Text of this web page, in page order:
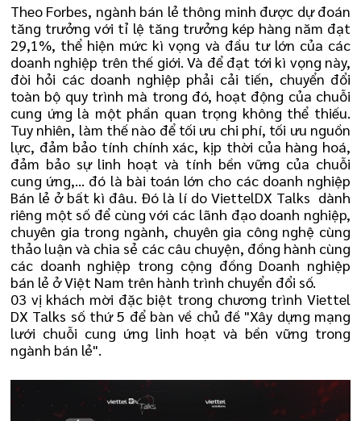
Theo Forbes, ngành bán lẻ thông minh được dự đoán
tăng trưởng với tỉ lệ tăng trưởng kép hàng năm đạt
29,1%, thể hiện mức kì vọng và đầu tư lớn của các
doanh nghiệp trên thế giới. Và để đạt tới kì vọng này,
đòi hỏi các doanh nghiệp phải cải tiến, chuyển đổi
toàn bộ quy trình mà trong đó, hoạt động của chuỗi
cung ứng là một phần quan trọng không thể thiếu.
Tuy nhiên, làm thế nào để tối ưu chi phí, tối ưu nguồn
lực, đảm bảo tính chính xác, kịp thời của hàng hoá,
đảm bảo sự linh hoạt và tính bền vững của chuỗi
cung ứng,... đó là bài toán lớn cho các doanh nghiệp
Bán lẻ ở bất kì đâu. Đó là lí do ViettelDX Talks dành
riêng một số để cùng với các lãnh đạo doanh nghiệp,
chuyên gia trong ngành, chuyên gia công nghệ cùng
thảo luận và chia sẻ các câu chuyện, đồng hành cùng
các doanh nghiệp trong cộng đồng Doanh nghiệp
bán lẻ ở Việt Nam trên hành trình chuyển đổi số.
03 vị khách mời đặc biệt trong chương trình Viettel
DX Talks số thứ 5 để bàn về chủ đề "Xây dựng mạng
lưới chuỗi cung ứng linh hoạt và bền vững trong
ngành bán lẻ".